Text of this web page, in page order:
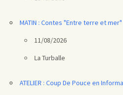
MATIN : Contes "Entre terre et mer"
11/08/2026
La Turballe
ATELIER : Coup De Pouce en